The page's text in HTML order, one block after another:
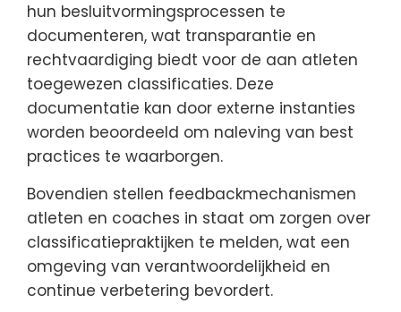
hun besluitvormingsprocessen te
documenteren, wat transparantie en
rechtvaardiging biedt voor de aan atleten
toegewezen classificaties. Deze
documentatie kan door externe instanties
worden beoordeeld om naleving van best
practices te waarborgen.
Bovendien stellen feedbackmechanismen
atleten en coaches in staat om zorgen over
classificatiepraktijken te melden, wat een
omgeving van verantwoordelijkheid en
continue verbetering bevordert.